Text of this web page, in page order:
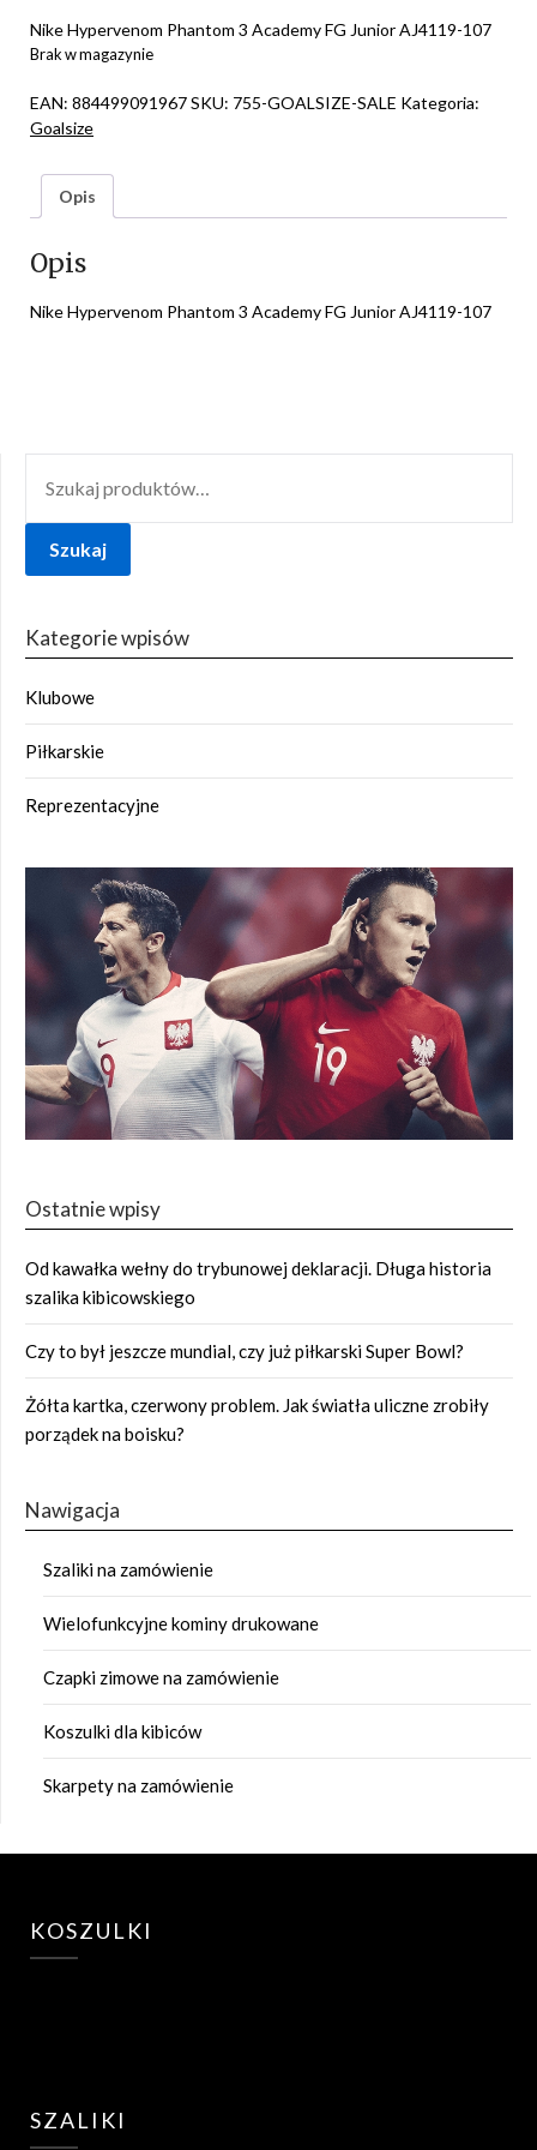
was:
zł152,45.
is:
Nike Hypervenom Phantom 3 Academy FG Junior AJ4119-107
Brak w magazynie
EAN: 884499091967SKU: 755-GOALSIZE-SALE Kategoria:
Goalsize
Opis
Opis
Nike Hypervenom Phantom 3 Academy FG Junior AJ4119-107
Szukaj
Kategorie wpisów
Klubowe
Piłkarskie
Reprezentacyjne
Ostatnie wpisy
Od kawałka wełny do trybunowej deklaracji. Długa historia
szalika kibicowskiego
Czy to był jeszcze mundial, czy już piłkarski Super Bowl?
Żółta kartka, czerwony problem. Jak światła uliczne zrobiły
porządek na boisku?
Nawigacja
Szaliki na zamówienie
Wielofunkcyjne kominy drukowane
Czapki zimowe na zamówienie
Koszulki dla kibiców
Skarpety na zamówienie
KOSZULKI
SZALIKI